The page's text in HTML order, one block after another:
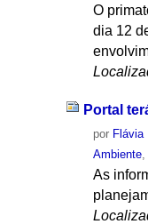
O
dia 12
Portal
por Flávia
Ambiente
As